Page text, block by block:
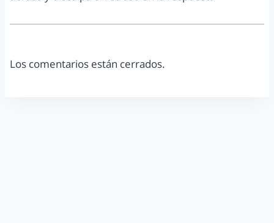
Los comentarios están cerrados.